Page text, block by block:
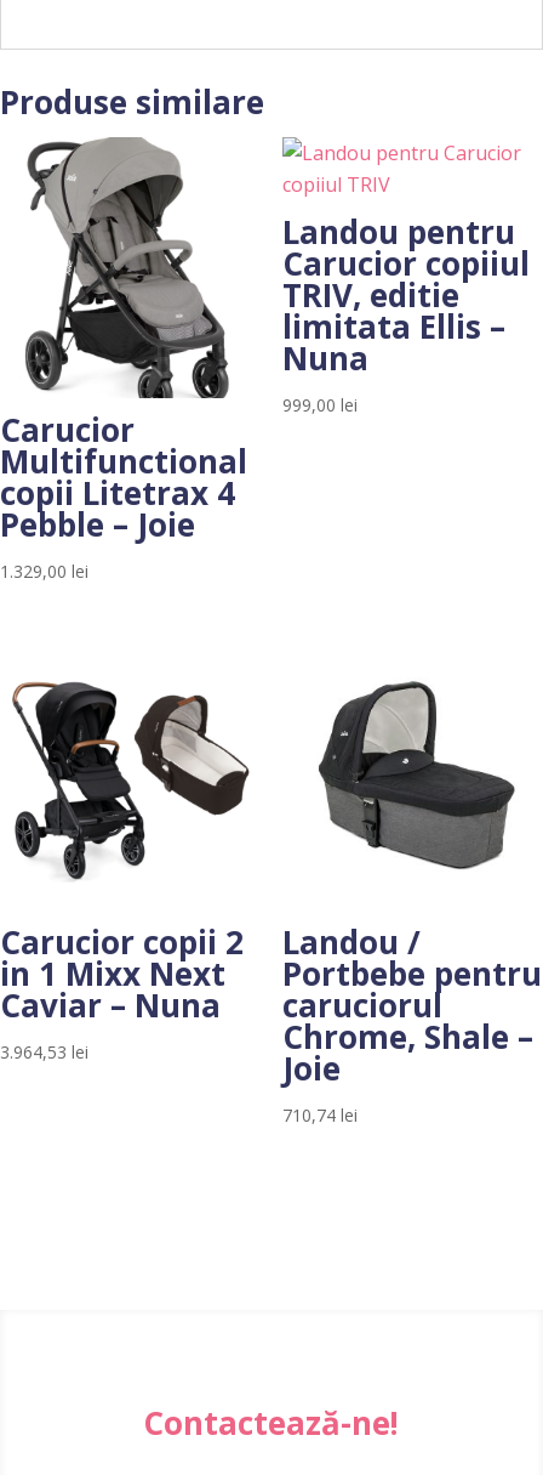
Produse similare
Carucior
Multifunctional
copii Litetrax 4
Pebble – Joie
1.329,00 lei
Landou pentru
Carucior copiiul
TRIV, editie
limitata Ellis –
Nuna
999,00 lei
Carucior copii 2
in 1 Mixx Next
Caviar – Nuna
3.964,53 lei
Landou /
Portbebe pentru
caruciorul
Chrome, Shale –
Joie
710,74 lei
Contactează-ne!